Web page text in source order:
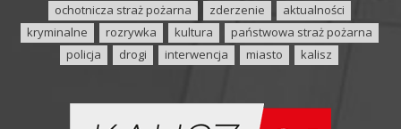
ochotnicza straż pożarna
zderzenie
aktualności
kryminalne
rozrywka kultura
państwowa straż pożarna
policja
drogi interwencja miasto kalisz